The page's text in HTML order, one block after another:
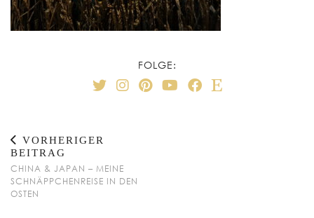
FOLGE:
VORHERIGER
BEITRAG
CHINA & JAPAN – MEINE
SCHNÄPPCHENREISE IN DEN
OSTEN